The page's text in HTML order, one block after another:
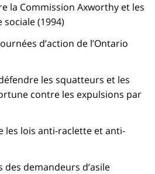
la Commission Axworthy et les
sociale (1994)
d’action de l’Ontario
les squatteurs et les
contre les expulsions par
les lois anti-raclette et anti-
demandeurs d’asile